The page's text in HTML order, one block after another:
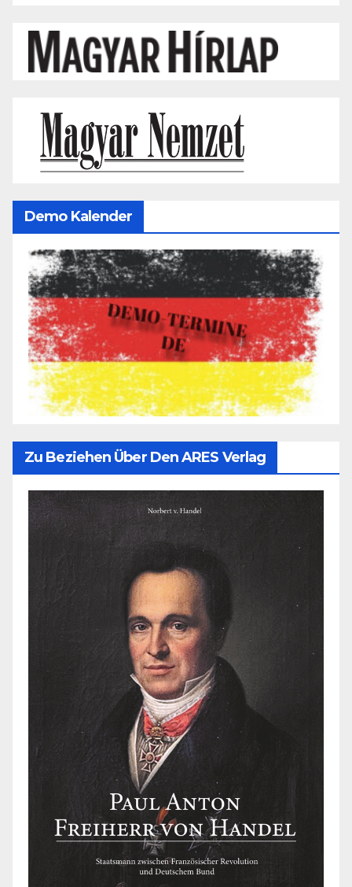
Demo Kalender
Zu Beziehen Über Den ARES Verlag